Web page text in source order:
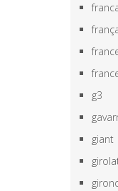
g3
giant